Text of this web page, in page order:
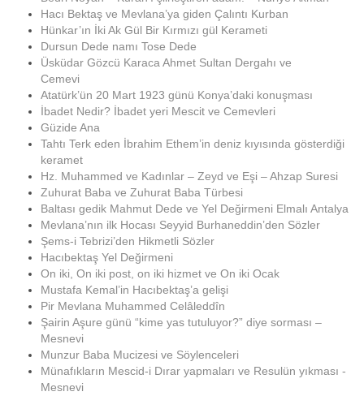
Hacı Bektaş ve Mevlana’ya giden Çalıntı Kurban
Hünkar’ın İki Ak Gül Bir Kırmızı gül Kerameti
Dursun Dede namı Tose Dede
Üsküdar Gözcü Karaca Ahmet Sultan Dergahı ve
Cemevi
Atatürk’ün 20 Mart 1923 günü Konya’daki konuşması
İbadet Nedir? İbadet yeri Mescit ve Cemevleri
Güzide Ana
Tahtı Terk eden İbrahim Ethem’in deniz kıyısında gösterdiği
keramet
Hz. Muhammed ve Kadınlar – Zeyd ve Eşi – Ahzap Suresi
Zuhurat Baba ve Zuhurat Baba Türbesi
Baltası gedik Mahmut Dede ve Yel Değirmeni Elmalı Antalya
Mevlana’nın ilk Hocası Seyyid Burhaneddin’den Sözler
Şems-i Tebrizi’den Hikmetli Sözler
Hacıbektaş Yel Değirmeni
On iki, On iki post, on iki hizmet ve On iki Ocak
Mustafa Kemal’in Hacıbektaş’a gelişi
Pir Mevlana Muhammed Celâleddîn
Şairin Aşure günü “kime yas tutuluyor?” diye sorması –
Mesnevi
Munzur Baba Mucizesi ve Söylenceleri
Münafıkların Mescid-i Dırar yapmaları ve Resulün yıkması -
Mesnevi